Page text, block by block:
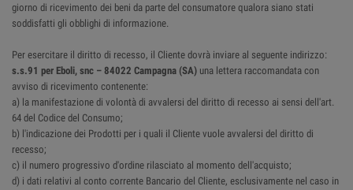
giorno di ricevimento dei beni da parte del consumatore qualora siano stati
soddisfatti gli obblighi di informazione.
Per esercitare il diritto di recesso, il Cliente dovrà inviare al seguente indirizzo:
s.s.91 per Eboli, snc – 84022 Campagna (SA) una lettera raccomandata con
avviso di ricevimento contenente:
a) la manifestazione di volontà di avvalersi del diritto di recesso ai sensi dell'art.
64 del Codice del Consumo;
b) l'indicazione dei Prodotti per i quali il Cliente vuole avvalersi del diritto di
recesso;
c) il numero progressivo d'ordine rilasciato al momento dell'acquisto;
d) i dati relativi al conto corrente Bancario del Cliente, esclusivamente nel caso in